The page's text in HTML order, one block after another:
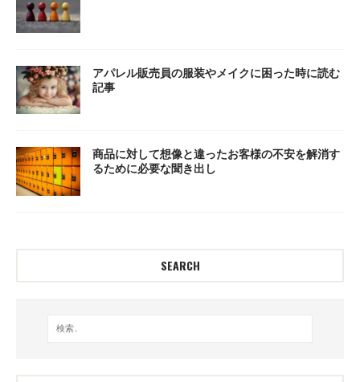
アパレル販売員の服装やメイクに困った時に読む
記事
商品に対して想像と違ったお客様の不安を解消す
るために必要な聞き出し
SEARCH